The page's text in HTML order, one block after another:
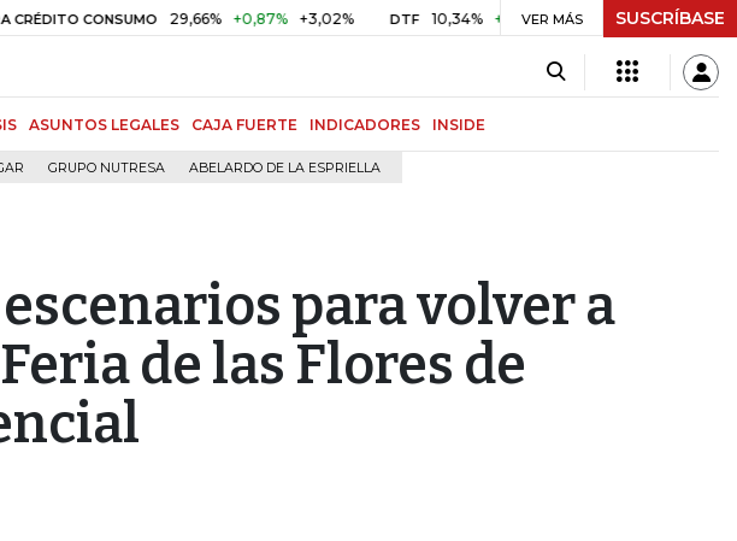
CONSUMO 29,66% +0,87% +3,02% DTF 10,34% +0,10% +0,98% UVR $ 417,01 +$
VER MÁS SUSCRÍBASE
ASUNTOS LEGALES CAJA FUERTE INDICADORES INSIDE
GRUPO NUTRESA ABELARDO DE LA ESPRIELLA
para volver a
de las Flores de